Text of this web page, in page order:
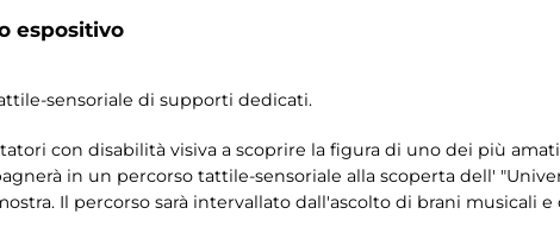
espositivo
sensoriale di supporti dedicati.
con disabilità visiva a scoprire la figura di uno dei più
in un percorso tattile-sensoriale alla scoperta dell'
Il percorso sarà intervallato dall'ascolto di brani musicali